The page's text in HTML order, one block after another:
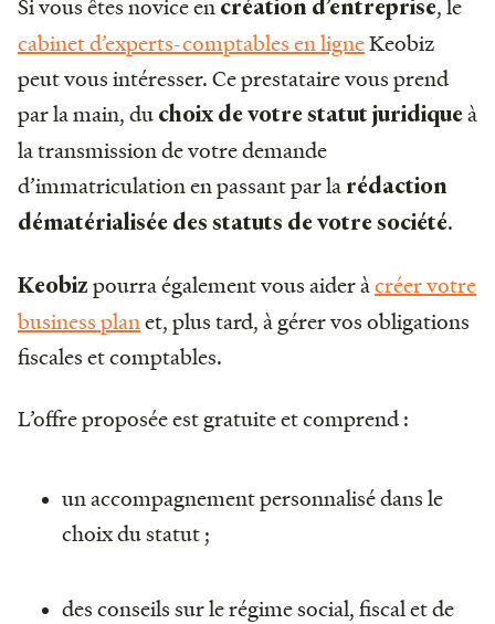
Si vous êtes novice en création d’entreprise, le
cabinet d’experts-comptables en ligneKeobiz
peut vous intéresser. Ce prestataire vous prend
par la main, du choix de votre statut juridiqueà
la transmission de votre demande
d’immatriculation en passant par la rédaction
dématérialisée des statuts de votre société.
Keobizpourra également vous aider àcréer votre
business planet, plus tard, à gérer vos obligations
fiscales et comptables.
L’offre proposée est gratuite et comprend :
un accompagnement personnalisé dans le
choix du statut ;
des conseils sur le régime social, fiscal et de